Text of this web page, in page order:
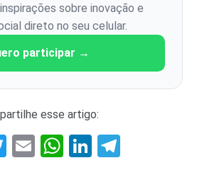
sobre inovação e
direto no seu celular.
participar →
esse artigo:
Twitter
EmailWhatsApp
LinkedIn